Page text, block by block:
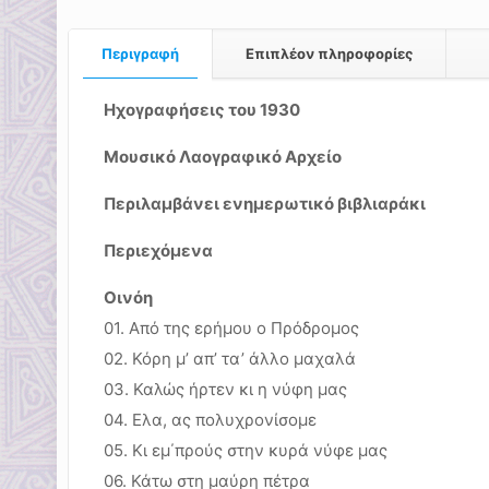
Περιγραφή Επιπλέον πληροφορίες
Ηχογραφήσεις του 1930
Μουσικό Λαογραφικό Αρχείο
Περιλαμβάνει ενημερωτικό βιβλιαράκι
Περιεχόμενα
Οινόη
01. Από της ερήμου ο Πρόδρομος
02. Κόρη μ’ απ’ τα’ άλλο μαχαλά
03. Καλώς ήρτεν κι η νύφη μας
04. Ελα, ας πολυχρονίσομε
05. Κι εμ΄προύς στην κυρά νύφε μας
06. Κάτω στη μαύρη πέτρα